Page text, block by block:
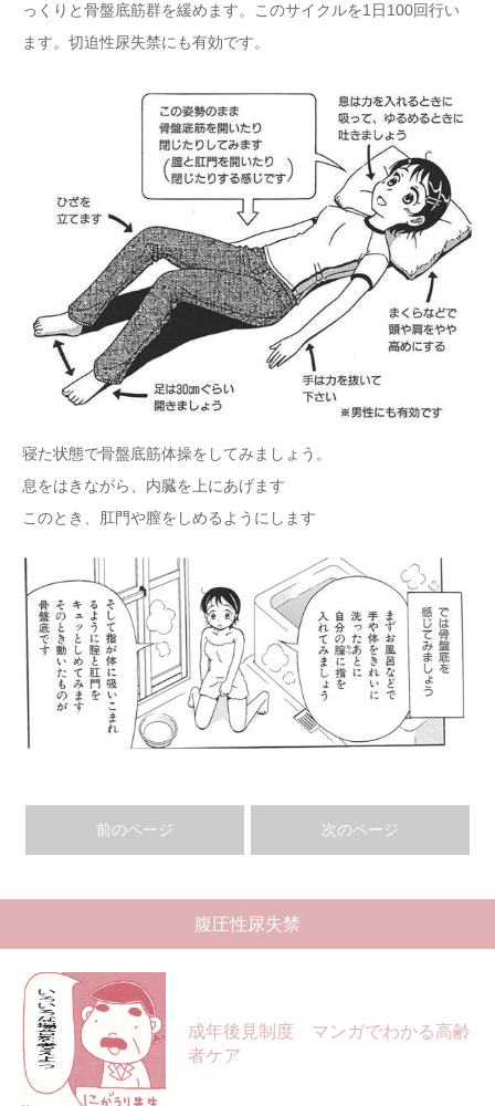
っくりと骨盤底筋群を緩めます。このサイクルを1日100回行い
ます。切迫性尿失禁にも有効です。
寝た状態で骨盤底筋体操をしてみましょう。
息をはきながら、内臓を上にあげます
このとき、肛門や膣をしめるようにします
前のページ 次のページ
腹圧性尿失禁
成年後見制度 マンガでわかる高齢
者ケア